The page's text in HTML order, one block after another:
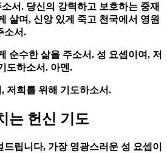
서. 당신의 강력하고 보호하는 중재
살며, 신앙 있게 죽고 천국에서 영원
소서.
순수한 삶을 주소서. 성 요셉이여, 저
도하소서. 아멘.
저희를 위해 기도하소서.
는 헌신 기도
립니다, 가장 영광스러운 성 요셉이